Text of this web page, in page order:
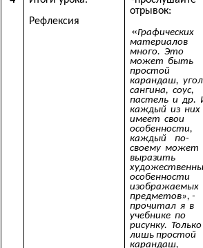
Рефлексия
отрывок:
«Графических
материалов
много. Это
может быть
простой
карандаш,
сангина, соус,
пастель и др.
каждый из них
имеет свои
особенности,
каждый по-
своему может
выразить
особенности
изображаемых
предметов», -
прочитал я в
учебнике по
рисунку. Только
лишь простой
карандаш,